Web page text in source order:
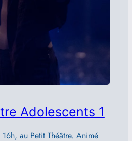
Adolescents 1
au Petit Théâtre. Animé